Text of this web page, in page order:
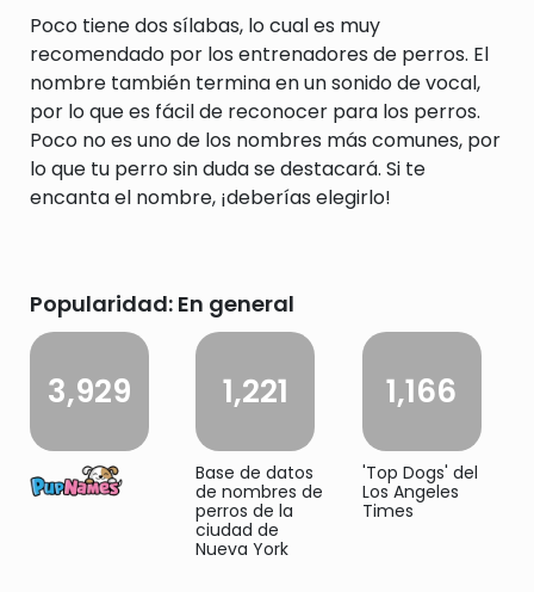
Poco tiene dos sílabas, lo cual es muy
recomendado por los entrenadores de perros. El
nombre también termina en un sonido de vocal,
por lo que es fácil de reconocer para los perros.
Poco no es uno de los nombres más comunes, por
lo que tu perro sin duda se destacará. Si te
encanta el nombre, ¡deberías elegirlo!
Popularidad: En general
3,929 1,221
Base de datos
de nombres de
perros de la
ciudad de
Nueva York
1,166
'Top Dogs' del
Los Angeles
Times